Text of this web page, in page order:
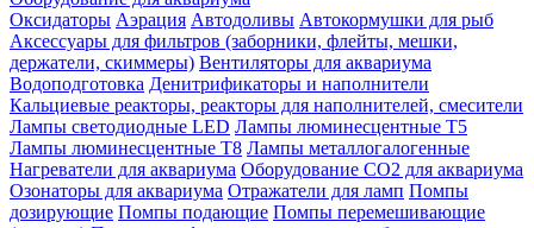
Оксидаторы Аэрация Автодоливы Автокормушки для рыб
Аксессуары для фильтров (заборники, флейты, мешки,
держатели, скиммеры) Вентиляторы для аквариума
Водоподготовка Денитрификаторы и наполнители
Кальциевые реакторы, реакторы для наполнителей, смесители
Лампы светодиодные LED Лампы люминесцентные Т5
Лампы люминесцентные Т8 Лампы металлогалогенные
Нагреватели для аквариума Оборудование CO2 для аквариума
Озонаторы для аквариума Отражатели для ламп Помпы
дозирующие Помпы подающие Помпы перемешивающие